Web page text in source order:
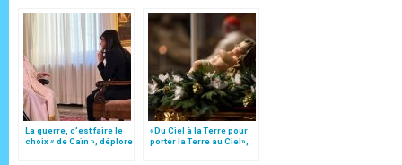
La guerre, c’est faire le
choix « de Caïn », déplore
«Du Ciel à la Terre pour
porter la Terre au Ciel»,